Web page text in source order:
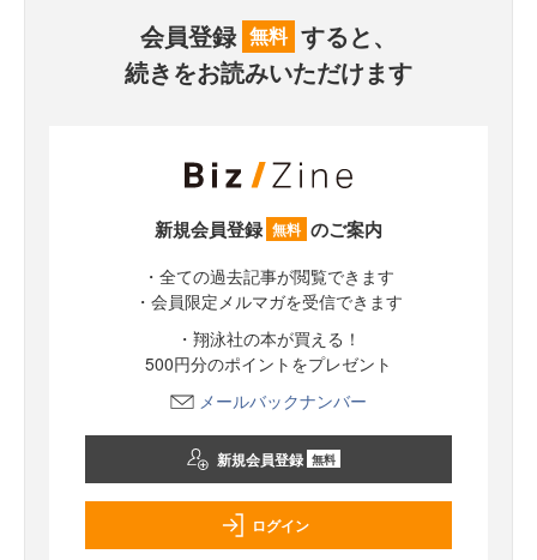
会員登録 無料 すると、
続きをお読みいただけます
新規会員登録 無料 のご案内
・全ての過去記事が閲覧できます
・会員限定メルマガを受信できます
・翔泳社の本が買える！
500円分のポイントをプレゼント
メールバックナンバー
新規会員登録 無料
ログイン